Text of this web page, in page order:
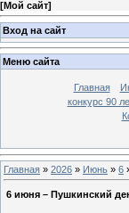
[Мой сайт]
Вход на сайт
Меню сайта
Главная
конкурс 90
Главная » 2026 » Июнь » 6
6 июня – Пушкинский